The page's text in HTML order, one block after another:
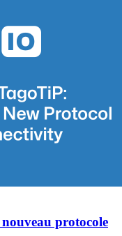
protocole